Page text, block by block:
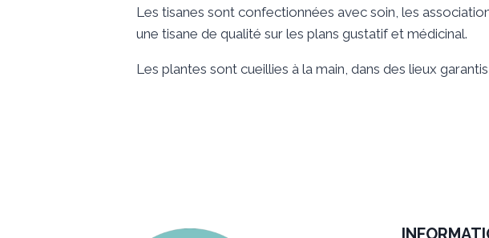
Les tisanes sont confectionnées avec soin, les
une tisane de qualité sur les plans gustatif et médicinal.
Les plantes sont cueillies à la main, dans des lieux